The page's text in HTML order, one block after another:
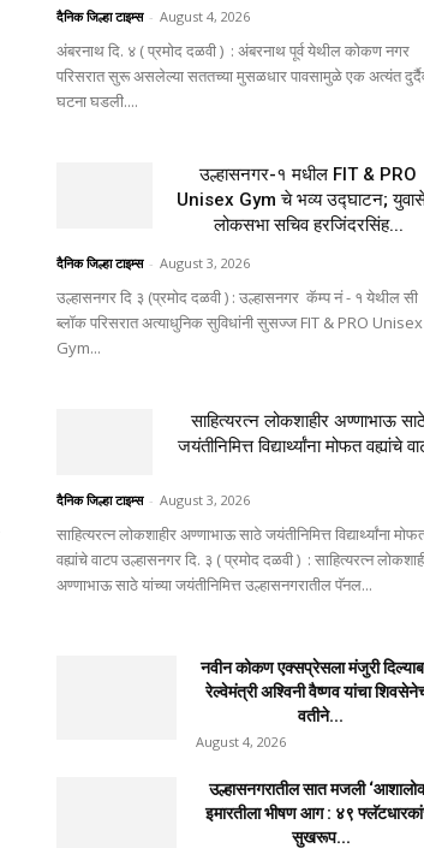
दैनिक जिल्हा टाइम्स - August 4, 2026
अंबरनाथ दि. ४ ( प्रमोद दळवी ) : अंबरनाथ पूर्व येथील कोकण नगर
परिसरात सुरू असलेल्या सततच्या मुसळधार पावसामुळे एक अत्यंत
घटना घडली....
उल्हासनगर-१ मधील FIT & PRO
Unisex Gym चे भव्य उद्घाटन;
लोकसभा सचिव हरजिंदरसिंह...
दैनिक जिल्हा टाइम्स - August 3, 2026
उल्हासनगर दि ३ (प्रमोद दळवी ) : उल्हासनगर कॅम्प नं - १ येथील सी
ब्लॉक परिसरात अत्याधुनिक सुविधांनी सुसज्ज FIT & PRO Unisex
Gym...
साहित्यरत्न लोकशाहीर अण्णाभाऊ
जयंतीनिमित्त विद्यार्थ्यांना मोफत वह्यांचे
दैनिक जिल्हा टाइम्स - August 3, 2026
साहित्यरत्न लोकशाहीर अण्णाभाऊ साठे जयंतीनिमित्त विद्यार्थ्यांना
वह्यांचे वाटप उल्हासनगर दि. ३ ( प्रमोद दळवी ) : साहित्यरत्न
अण्णाभाऊ साठे यांच्या जयंतीनिमित्त उल्हासनगरातील पॅनल...
नवीन कोकण एक्सप्रेसला मंजुरी
रेल्वेमंत्री अश्विनी वैष्णव यांचा
वतीने...
August 4, 2026
उल्हासनगरातील सात मजली
इमारतीला भीषण आग : ४९
सुखरूप...